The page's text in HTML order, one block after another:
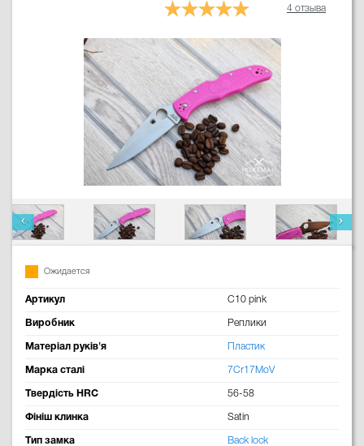
4 отзыва
Ожидается
Артикул C10 pink
Виробник Реплики
Матеріал руків'я Пластик
Марка сталі 7Cr17MoV
Твердість HRC 56-58
Фініш клинка Satin
Тип замка Back lock